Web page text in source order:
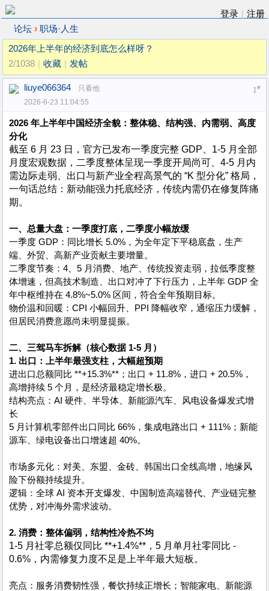
登录
注册
论坛 › 职场·人生
2026年上半年的经济到底怎么样呀？
2/1038
收藏 发帖
1#
liuye066364
只看他
2026-6-23 11:04:55
2026 年上半年中国经济全貌：整体稳、结构强、内需弱、高度
分化
截至 6 月 23 日，官方已发布一季度完整 GDP、1-5 月全部
月度宏观数据，二季度整体呈现一季度开局尚可、4-5 月内
需边际走弱、出口与新产业全程高景气的 “K 型分化” 格局，
一句话总结：新动能强力托底经济，传统内需仍在修复阵痛
期。
一、总量大盘：一季度打底，二季度小幅放缓
一季度 GDP：同比增长 5.0%，为全年定下平稳底盘，生产
端、外贸、高新产业贡献主要增量。
二季度节奏：4、5 月消费、地产、传统投资走弱，拉低季度整
体增速，但高技术制造、出口对冲了下行压力，上半年 GDP 全
年中枢维持在 4.8%~5.0% 区间，符合全年预期目标。
物价温和回暖：CPI 小幅回升、PPI 降幅收窄，通缩压力缓解，
但居民消费意愿尚未明显提振。
二、三驾马车拆解（核心数据 1-5 月）
1. 出口：上半年最强支柱，大幅超预期
进出口总额同比 **+15.3%**；出口 + 11.8%，进口 + 20.5%，
高增持续 5 个月，是经济最稳定增长极。
结构亮点：AI 硬件、半导体、新能源汽车、风电设备爆发式增
长
5 月计算机零部件出口同比 66%，集成电路出口 + 111%；新能
源车、绿电设备出口增速超 40%。
市场多元化：对美、东盟、金砖、韩国出口全线高增，地缘风
险下份额持续提升。
逻辑：全球 AI 资本开支爆发、中国制造高端替代、产业链完整
优势，对冲海外需求波动。
2. 消费：整体偏弱，结构性冷热不均
1-5 月社零总额仅同比 **+1.4%**，5 月单月社零同比 -
0.6%，内需修复力度不足是上半年最大短板。
亮点：服务消费韧性强，餐饮持续正增长；智能家电、新能源